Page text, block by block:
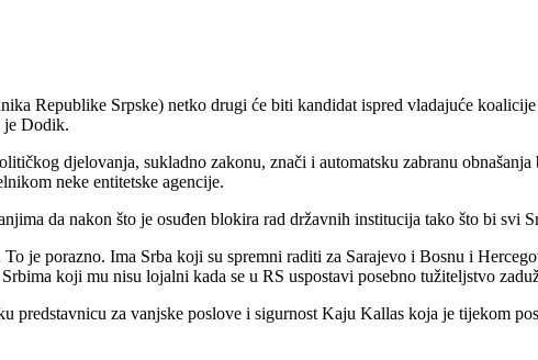
Republike Srpske) netko drugi će biti kandidat ispred vladajuće
je Dodik.
djelovanja, sukladno zakonu, znači i automatsku zabranu
neke entitetske agencije.
da nakon što je osuđen blokira rad državnih institucija tako što bi svi
je porazno. Ima Srba koji su spremni raditi za Sarajevo i Bosnu i
koji mu nisu lojalni kada se u RS uspostavi posebno tužiteljstvo
predstavnicu za vanjske poslove i sigurnost Kaju Kallas koja je tijekom